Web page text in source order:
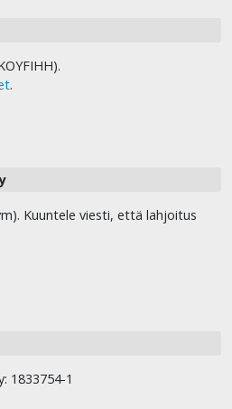
.
Kuuntele viesti, että lahjoitus
1833754-1